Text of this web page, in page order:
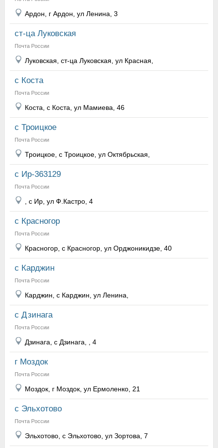
Ардон, г Ардон, ул Ленина, 3
ст-ца Луковская
Почта России
Луковская, ст-ца Луковская, ул Красная,
с Коста
Почта России
Коста, с Коста, ул Мамиева, 46
с Троицкое
Почта России
Троицкое, с Троицкое, ул Октябрьская,
с Ир-363129
Почта России
, с Ир, ул Ф.Кастро, 4
с Красногор
Почта России
Красногор, с Красногор, ул Орджоникидзе, 40
с Карджин
Почта России
Карджин, с Карджин, ул Ленина,
с Дзинага
Почта России
Дзинага, с Дзинага, , 4
г Моздок
Почта России
Моздок, г Моздок, ул Ермоленко, 21
с Эльхотово
Почта России
Эльхотово, с Эльхотово, ул Зортова, 7